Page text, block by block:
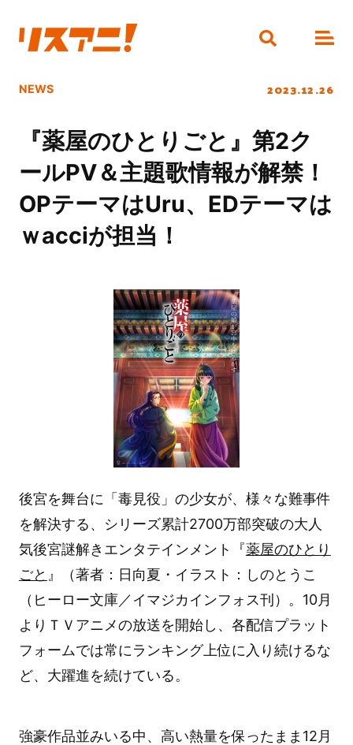
NEWS 2023.12.26
『薬屋のひとりごと』第2ク
ールPV＆主題歌情報が解禁！
OPテーマはUru、EDテーマは
ｗacciが担当！
後宮を舞台に「毒見役」の少女が、様々な難事件
を解決する、シリーズ累計2700万部突破の大人
気後宮謎解きエンタテインメント『薬屋のひとり
ごと 』（著者：日向夏・イラスト：しのとうこ
（ヒーロー文庫／イマジカインフォス刊）。10月
よりＴＶアニメの放送を開始し、各配信プラット
フォームでは常にランキング上位に入り続けるな
ど、大躍進を続けている。
強豪作品並みいる中、高い熱量を保ったまま12月